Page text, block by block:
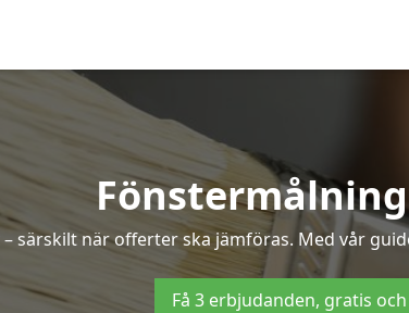
särskilt när offerter ska jämföras. Med vår
Få 3 erbjudanden, gratis